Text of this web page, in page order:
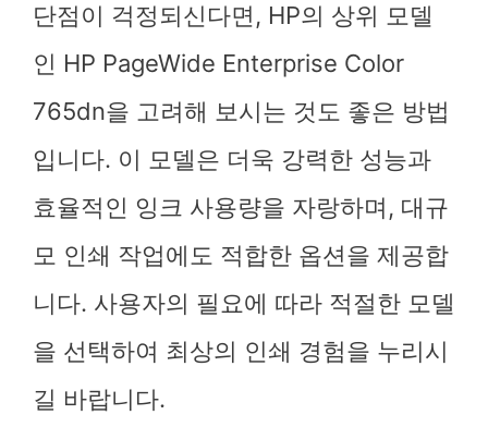
단점이 걱정되신다면, HP의 상위 모델
인 HP PageWide Enterprise Color
765dn을 고려해 보시는 것도 좋은 방법
입니다. 이 모델은 더욱 강력한 성능과
효율적인 잉크 사용량을 자랑하며, 대규
모 인쇄 작업에도 적합한 옵션을 제공합
니다. 사용자의 필요에 따라 적절한 모델
을 선택하여 최상의 인쇄 경험을 누리시
길 바랍니다.